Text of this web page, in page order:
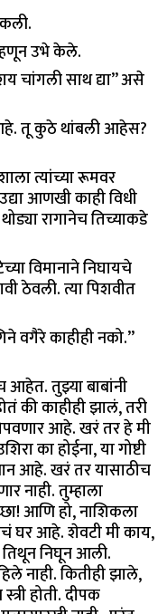
म्हणून उभे केले.
चांगली साथ द्या” असे
तू कुठे थांबली आहेस?
त्यांच्या रूमवर
आणखी काही विधी
रागानेच तिच्याकडे
विमानाने निघायचे
ठेवली. त्या पिशवीत
वगैरे काहीही नको.”
आहेत. तुझ्या बाबांनी
की काहीही झालं, तरी
आहे. खरं तर हे मी
का होईना, या गोष्टी
आहे. खरं तर यासाठीच
नाही. तुम्हाला
आणि हो, नाशिकला
घर आहे. शेवटी मी काय,
निघून आली.
नाही. कितीही झाले,
होती. दीपक